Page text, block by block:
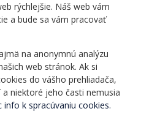
Rozvrh hodín
Ochrana osobných
údajov
Všeobecné obchodné
podmienky
rýchlejšie. Náš web vám
a bude sa vám pracovať
na anonymnú analýzu
web stránok. Ak si
do vášho prehliadača,
niektoré jeho časti nemusia
info k spracúvaniu cookies.